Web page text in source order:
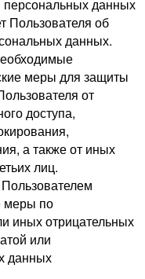
персональных данных
Пользователя об
данных.
меры для защиты
от
доступа,
а также от иных
лиц.
меры по
иных отрицательных
или
данных